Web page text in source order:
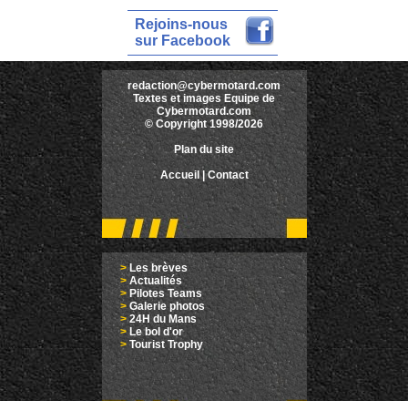
Rejoins-nous
sur Facebook
redaction@cybermotard.com
Textes et images Equipe de
Cybermotard.com
© Copyright 1998/2026
Plan du site
Accueil |Contact
>Les brèves
> Actualités
> Pilotes Teams
>Galerie photos
>24H du Mans
>Le bol d'or
> Tourist Trophy